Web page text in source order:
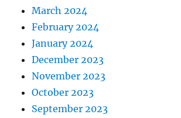
March 2024
February 2024
January 2024
December 2023
November 2023
October 2023
September 2023